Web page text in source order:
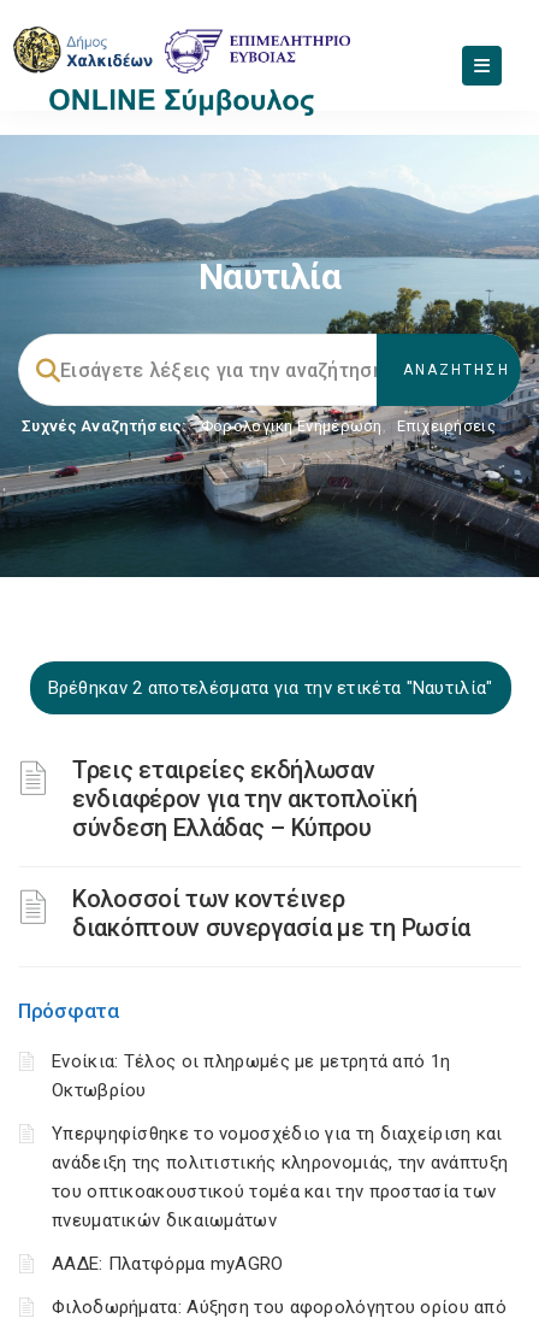
Ναυτιλία
Συχνές Αναζητήσεις: Φορολογικη Ενημέρωση, Επιχειρήσεις
Βρέθηκαν 2 αποτελέσματα για την ετικέτα "Ναυτιλία"
Τρεις εταιρείες εκδήλωσαν
ενδιαφέρον για την ακτοπλοϊκή
σύνδεση Ελλάδας – Κύπρου
Κολοσσοί των κοντέινερ
διακόπτουν συνεργασία με τη Ρωσία
Πρόσφατα
Ενοίκια: Τέλος οι πληρωμές με μετρητά από 1η
Οκτωβρίου
Υπερψηφίσθηκε το νομοσχέδιο για τη διαχείριση και
ανάδειξη της πολιτιστικής κληρονομιάς, την ανάπτυξη
του οπτικοακουστικού τομέα και την προστασία των
πνευματικών δικαιωμάτων
ΑΑΔΕ: Πλατφόρμα myAGRO
Φιλοδωρήματα: Αύξηση του αφορολόγητου ορίου από